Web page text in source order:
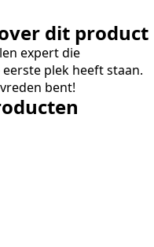
capaciteitsprobleem.
aansluiting via de
betekende een fors
en hoger vastrecht. Via
bereikten we hetzelfde
kwart van die kosten,
dit product
expert die
plek heeft staan.
bent!